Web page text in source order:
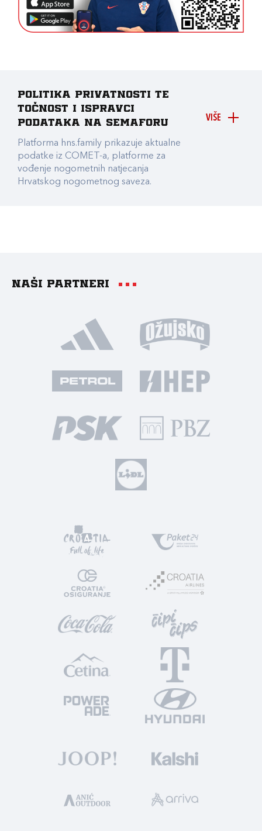
VIŠE
Politika privatnosti te
točnost i ispravci
podataka na Semaforu
Platforma hns.family prikazuje aktualne
podatke iz COMET-a, platforme za
vođenje nogometnih natjecanja
Hrvatskog nogometnog saveza.
Naši partneri